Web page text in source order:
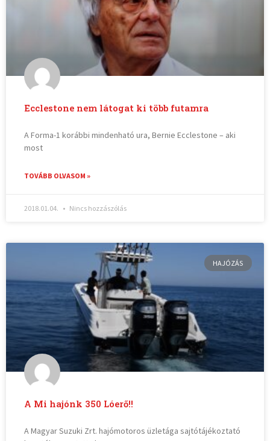
Ecclestone nem látogat ki több futamra
A Forma-1 korábbi mindenható ura, Bernie Ecclestone – aki
most
TOVÁBB OLVASOM »
2018.01.04. Nincs hozzászólás
HAJÓZÁS
A Mi hajónk 350 Lóerő!!
A Magyar Suzuki Zrt. hajómotoros üzletága sajtótájékoztató